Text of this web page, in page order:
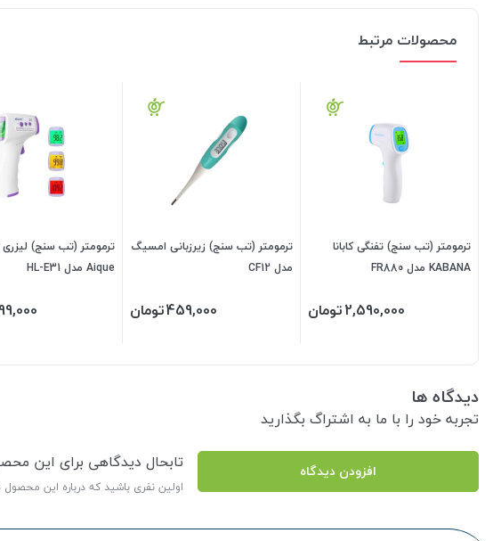
محصولات مرتبط
ترمومتر (تب سنج) تفنگی کابانا
KABANA مدل FR880
2,590,000تومان
ترمومتر (تب سنج) زیرزبانی امسیگ
مدل CF12
459,000تومان
ترمومتر (تب سنج)
Aique مدل HL-E31
دیدگاه ها
تجربه خود را با ما به اشتراگ بگذارید
افزودن دیدگاه تابحال دیدگاهی برای این
اولین نفری باشید که درباره این